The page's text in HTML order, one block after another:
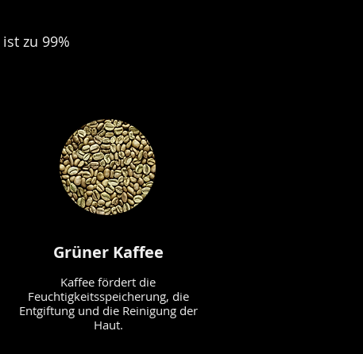
zu 99%
Grüner Kaffee
Kaffee fördert die
Feuchtigkeitsspeicherung, die
Entgiftung und die Reinigung der
Haut.